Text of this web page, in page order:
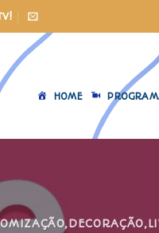
HOME
,DECORAÇÃO,